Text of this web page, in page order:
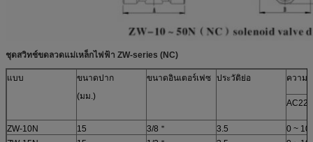
ชุดสวิทช์ขดลวดแม่เหล็กไฟฟ้า ZW-series (NC)
แบบ
ขนาดปาก
(มม.)
ขนาดอินเตอร์เฟซ ประวัติย่อ ความ
ZW-10N 15 3/8＂ 3.5
0 ~ 10